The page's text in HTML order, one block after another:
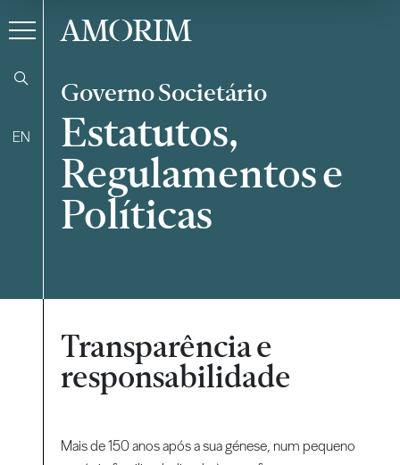
EN
AMORIM
Governo Societário
Estatutos,
Regulamentos e
Políticas
Transparência e
responsabilidade
Mais de 150 anos após a sua génese, num pequeno